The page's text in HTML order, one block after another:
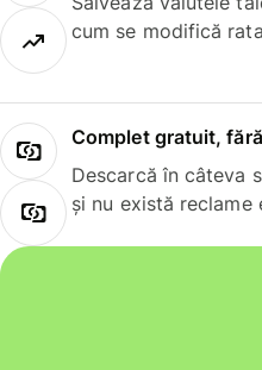
cum se modifică
Complet gratuit,
Descarcă în câteva
și nu există reclame